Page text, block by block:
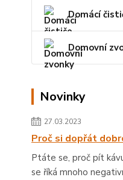
Domácí
Domovní
Novinky
27.03.2023
Proč si dopřát
Ptáte se, proč pít
se říká mnoho